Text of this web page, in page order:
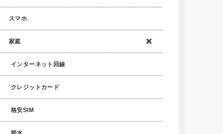
スマホ
家庭
インターネット回線
クレジットカード
格安SIM